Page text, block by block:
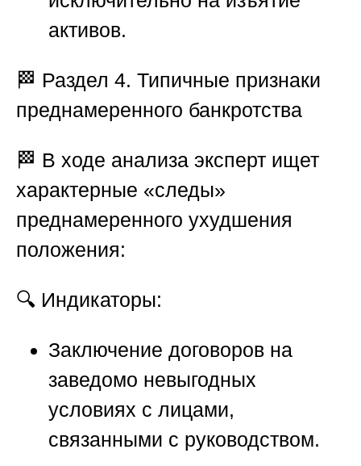
активов.
🏁 Раздел 4. Типичные признаки
преднамеренного банкротства
🏁 В ходе анализа эксперт ищет
характерные «следы»
преднамеренного ухудшения
положения:
🔍 Индикаторы:
Заключение договоров на
заведомо невыгодных
условиях с лицами,
связанными с руководством.